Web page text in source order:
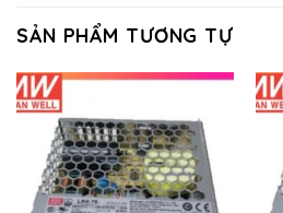
SẢN PHẨM TƯƠNG TỰ